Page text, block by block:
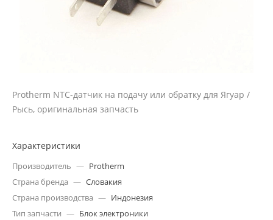
Protherm NTC-датчик на подачу или обратку для Ягуар /
Рысь, оригинальная запчасть
Характеристики
Производитель — Protherm
Страна бренда — Словакия
Страна производства — Индонезия
Тип запчасти — Блок электроники